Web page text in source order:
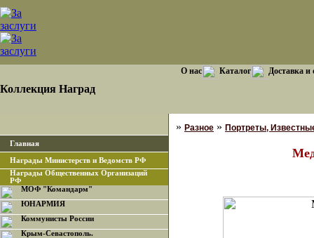
Коллекция Наград
О нас Каталог Доставка и
Главная
Награды Министерств и Ведомств РФ
Награды Общественных Организаций
РФ
МОФ "Командарм"
ЮНАРМИЯ
Коммунисты России
Крым-Севастополь.
» Разное » Портреты,